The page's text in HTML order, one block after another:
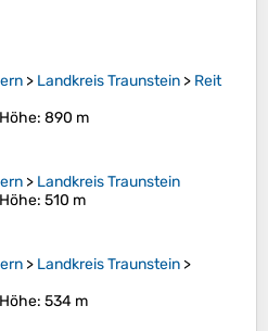
> Landkreis Traunstein > Reit
: 890 m
> Landkreis Traunstein
: 510 m
> Landkreis Traunstein >
: 534 m